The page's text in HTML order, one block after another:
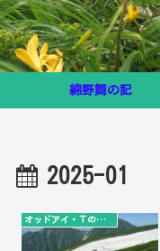
綿野舞の記
2025-01
オッドアイ・Ｔの猫とその一味